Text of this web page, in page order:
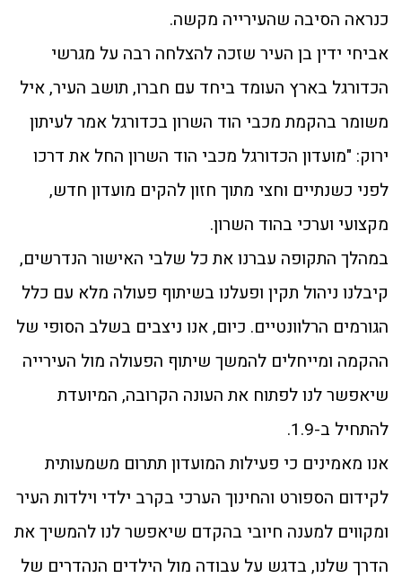
כנראה הסיבה שהעירייה מקשה.
אביחי ידין בן העיר שזכה להצלחה רבה על מגרשי
הכדורגל בארץ העומד ביחד עם חברו, תושב העיר, איל
משומר בהקמת מכבי הוד השרון בכדורגל אמר לעיתון
ירוק: "מועדון הכדורגל מכבי הוד השרון החל את דרכו
לפני כשנתיים וחצי מתוך חזון להקים מועדון חדש,
מקצועי וערכי בהוד השרון.
במהלך התקופה עברנו את כל שלבי האישור הנדרשים,
קיבלנו ניהול תקין ופעלנו בשיתוף פעולה מלא עם כלל
הגורמים הרלוונטיים. כיום, אנו ניצבים בשלב הסופי של
ההקמה ומייחלים להמשך שיתוף הפעולה מול העירייה
שיאפשר לנו לפתוח את העונה הקרובה, המיועדת
להתחיל ב-1.9.
אנו מאמינים כי פעילות המועדון תתרום משמעותית
לקידום הספורט והחינוך הערכי בקרב ילדי וילדות העיר
ומקווים למענה חיובי בהקדם שיאפשר לנו להמשיך את
הדרך שלנו, בדגש על עבודה מול הילדים הנהדרים של